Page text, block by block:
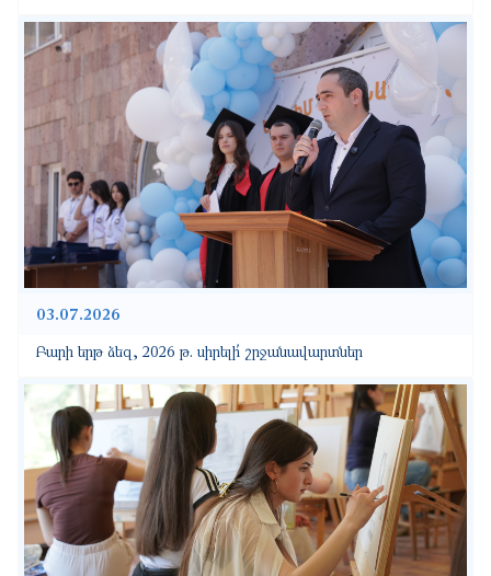
03.07.2026
Բարի երթ ձեզ, 2026 թ. սիրելի՛ շրջանավարտներ